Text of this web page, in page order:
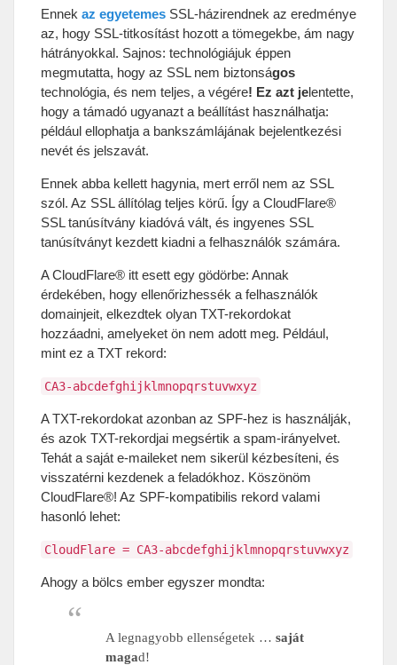
Ennek az egyetemes SSL-házirendnek az eredménye
az, hogy SSL-titkosítást hozott a tömegekbe, ám nagy
hátrányokkal. Sajnos: technológiájuk éppen
megmutatta, hogy az SSL nem biztonságos
technológia, és nem teljes, a végére! Ez azt jelentette,
hogy a támadó ugyanazt a beállítást használhatja:
például ellophatja a bankszámlájának bejelentkezési
nevét és jelszavát.
Ennek abba kellett hagynia, mert erről nem az SSL
szól. Az SSL állítólag teljes körű. Így a CloudFlare®
SSL tanúsítvány kiadóvá vált, és ingyenes SSL
tanúsítványt kezdett kiadni a felhasználók számára.
A CloudFlare® itt esett egy gödörbe: Annak
érdekében, hogy ellenőrizhessék a felhasználók
domainjeit, elkezdtek olyan TXT-rekordokat
hozzáadni, amelyeket ön nem adott meg. Például,
mint ez a TXT rekord:
CA3-abcdefghijklmnopqrstuvwxyz
A TXT-rekordokat azonban az SPF-hez is használják,
és azok TXT-rekordjai megsértik a spam-irányelvet.
Tehát a saját e-maileket nem sikerül kézbesíteni, és
visszatérni kezdenek a feladókhoz. Köszönöm
CloudFlare®! Az SPF-kompatibilis rekord valami
hasonló lehet:
CloudFlare = CA3-abcdefghijklmnopqrstuvwxyz
Ahogy a bölcs ember egyszer mondta:
A legnagyobb ellenségetek … saját
magad!